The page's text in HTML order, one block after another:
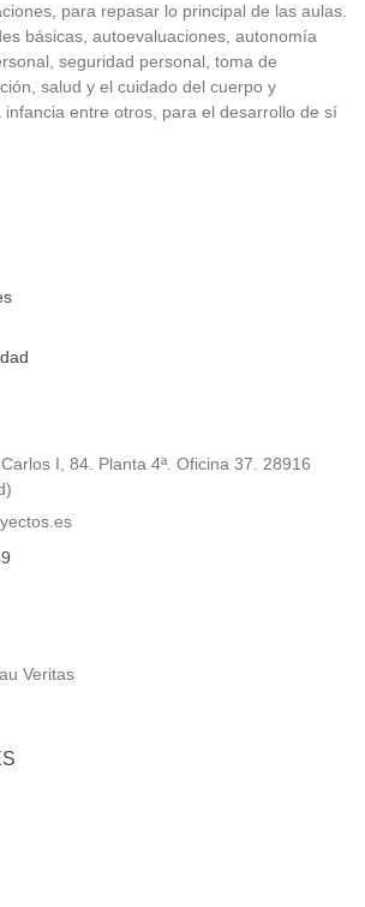
para repasar lo principal de las aulas.
básicas, autoevaluaciones, autonomía
seguridad personal, toma de
salud y el cuidado del cuerpo y
entre otros, para el desarrollo de sí
I, 84. Planta 4ª. Oficina 37. 28916